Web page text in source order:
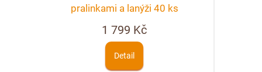
pralinkami a lanýži 40 ks
1 799 Kč
Detail